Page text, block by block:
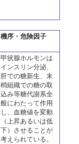
機序・危険因子
甲状腺ホルモンは
インスリン分泌、
肝での糖新生、末
梢組織での糖の取
込み等糖代謝系全
般にわたって作用
し、血糖値を変動
（上昇あるいは低
下）させることが
考えられている。